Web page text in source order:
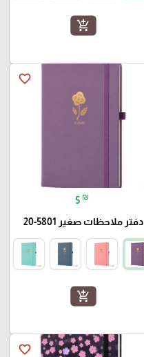
add_shopping_cart
favorite_border
5 ₪
دفتر ملاحظات صغير 5801-20
add_shopping_cart
favorite_border